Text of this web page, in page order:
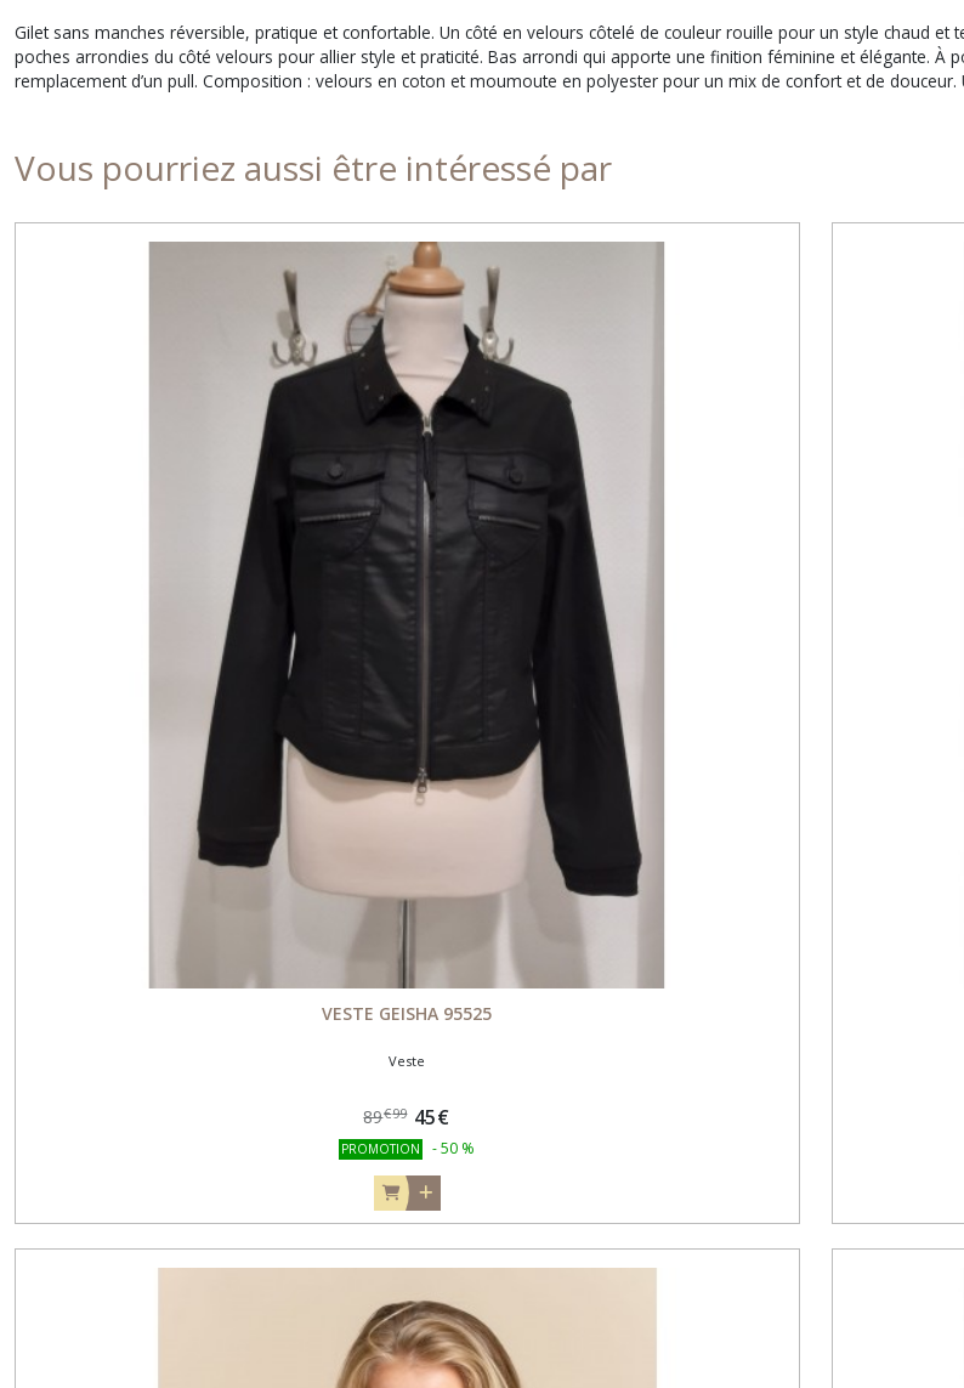
Gilet sans manches réversible, pratique et confortable. Un côté en velours côtelé de couleur rouille pour un style chaud
poches arrondies du côté velours pour allier style et praticité. Bas arrondi qui apporte une finition féminine et élégante. À
remplacement d’un pull. Composition : velours en coton et moumoute en polyester pour un mix de confort et de
Vous pourriez aussi être intéressé par
VESTE GEISHA 95525
Veste
89€99 45€
PROMOTION -50 %